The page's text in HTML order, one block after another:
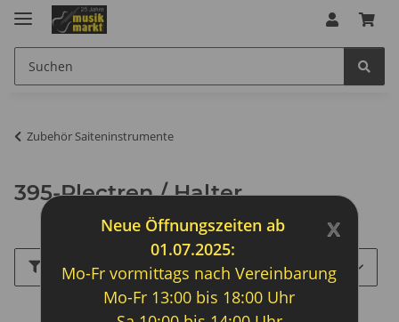
Zubehör Saiteninstrumente
395-Plectren / Halter
Filter und Sortierung
x
Neue Öffnungszeiten ab
01.07.2025:
Mo-Fr vormittags nach Vereinbarung
Mo-Fr 13:00 bis 18:00 Uhr